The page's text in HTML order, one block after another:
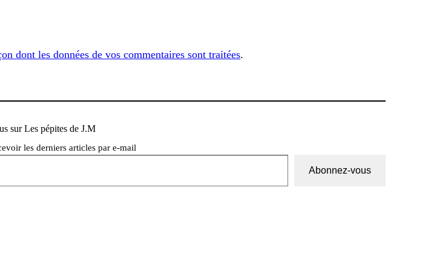
dont les données de vos commentaires sont traitées.
sur Les pépites de J.M
les derniers articles par e-mail
Abonnez-vous